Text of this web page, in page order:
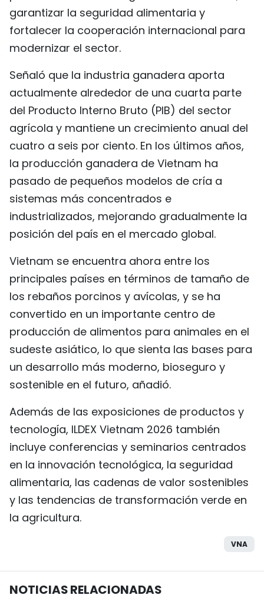
garantizar la seguridad alimentaria y
fortalecer la cooperación internacional para
modernizar el sector.
Señaló que la industria ganadera aporta
actualmente alrededor de una cuarta parte
del Producto Interno Bruto (PIB) del sector
agrícola y mantiene un crecimiento anual del
cuatro a seis por ciento. En los últimos años,
la producción ganadera de Vietnam ha
pasado de pequeños modelos de cría a
sistemas más concentrados e
industrializados, mejorando gradualmente la
posición del país en el mercado global.
Vietnam se encuentra ahora entre los
principales países en términos de tamaño de
los rebaños porcinos y avícolas, y se ha
convertido en un importante centro de
producción de alimentos para animales en el
sudeste asiático, lo que sienta las bases para
un desarrollo más moderno, bioseguro y
sostenible en el futuro, añadió.
Además de las exposiciones de productos y
tecnología, ILDEX Vietnam 2026 también
incluye conferencias y seminarios centrados
en la innovación tecnológica, la seguridad
alimentaria, las cadenas de valor sostenibles
y las tendencias de transformación verde en
la agricultura.
VNA
NOTICIAS RELACIONADAS